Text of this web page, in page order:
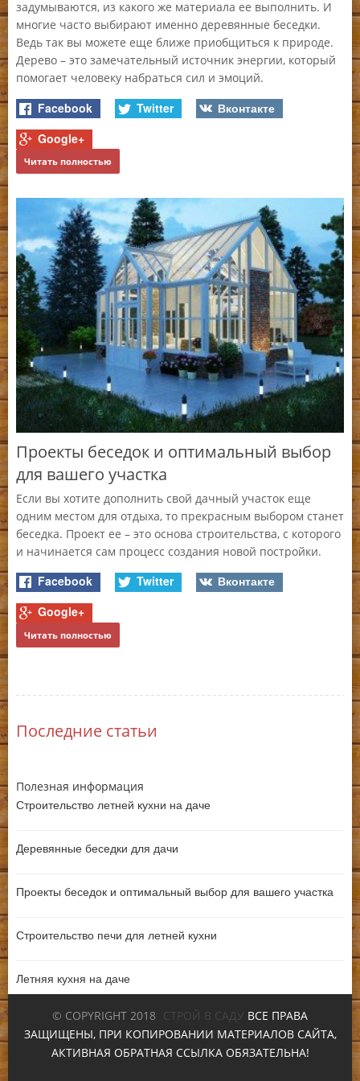
задумываются, из какого же материала ее выполнить. И
многие часто выбирают именно деревянные беседки.
Ведь так вы можете еще ближе приобщиться к природе.
Дерево – это замечательный источник энергии, который
помогает человеку набраться сил и эмоций.
Facebook Twitter
Вконтакте
Google+
Читать полностью
Проекты беседок и оптимальный выбор
для вашего участка
Если вы хотите дополнить свой дачный участок еще
одним местом для отдыха, то прекрасным выбором станет
беседка. Проект ее – это основа строительства, с которого
и начинается сам процесс создания новой постройки.
Facebook Twitter
Вконтакте
Google+
Читать полностью
Последние статьи
Полезная информация
Строительство летней кухни на даче
Деревянные беседки для дачи
Проекты беседок и оптимальный выбор для вашего участка
Строительство печи для летней кухни
Летняя кухня на даче
© COPYRIGHT 2018 СТРОЙ В САДУ ВСЕ ПРАВА
ЗАЩИЩЕНЫ, ПРИ КОПИРОВАНИИ МАТЕРИАЛОВ САЙТА,
АКТИВНАЯ ОБРАТНАЯ ССЫЛКА ОБЯЗАТЕЛЬНА!